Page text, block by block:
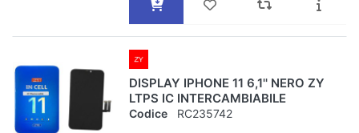
DISPLAY IPHONE 11 6,1'' NERO ZY
LTPS IC INTERCAMBIABILE
Codice RC235742